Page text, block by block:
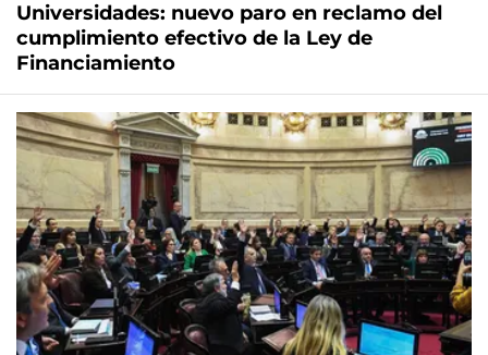
Universidades: nuevo paro en reclamo del
cumplimiento efectivo de la Ley de
Financiamiento